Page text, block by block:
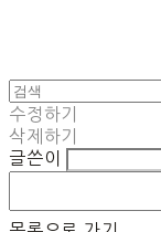
수정하기
삭제하기
글쓴이